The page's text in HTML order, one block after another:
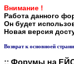
Внимание !
Работа данного
Он будет
Новая версия
Возврат к основноей
:: Форумы на